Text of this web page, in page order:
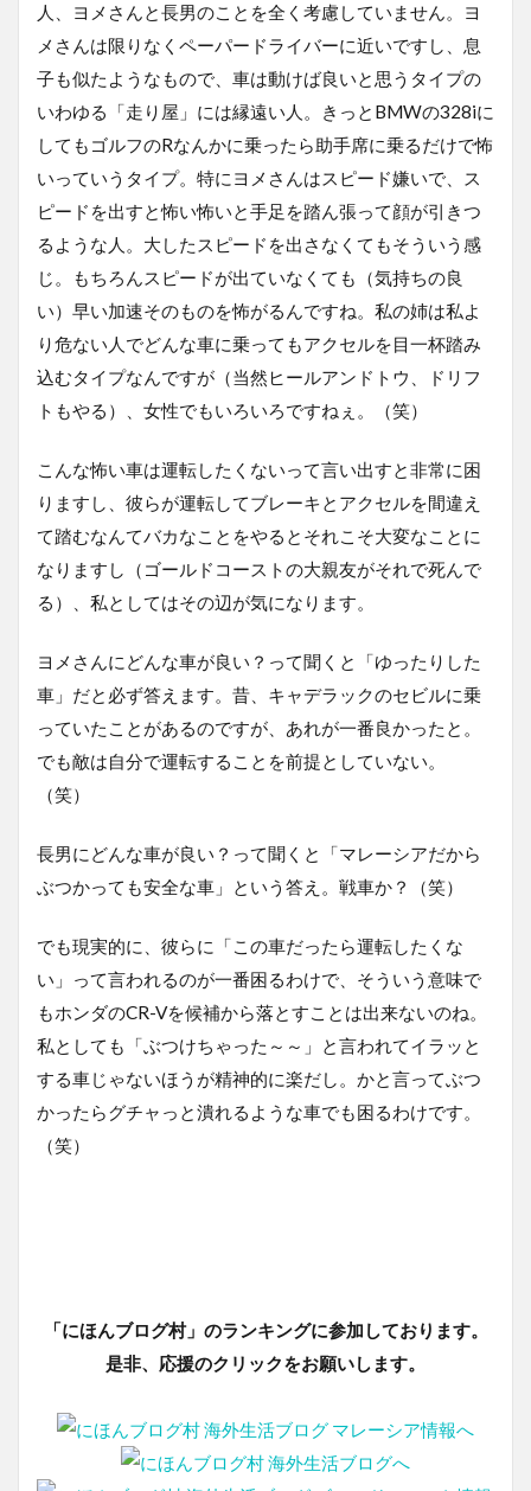
人、ヨメさんと長男のことを全く考慮していません。ヨ
メさんは限りなくペーパードライバーに近いですし、息
子も似たようなもので、車は動けば良いと思うタイプの
いわゆる「走り屋」には縁遠い人。きっとBMWの328iに
してもゴルフのRなんかに乗ったら助手席に乗るだけで怖
いっていうタイプ。特にヨメさんはスピード嫌いで、ス
ピードを出すと怖い怖いと手足を踏ん張って顔が引きつ
るような人。大したスピードを出さなくてもそういう感
じ。もちろんスピードが出ていなくても（気持ちの良
い）早い加速そのものを怖がるんですね。私の姉は私よ
り危ない人でどんな車に乗ってもアクセルを目一杯踏み
込むタイプなんですが（当然ヒールアンドトウ、ドリフ
トもやる）、女性でもいろいろですねぇ。（笑）
こんな怖い車は運転したくないって言い出すと非常に困
りますし、彼らが運転してブレーキとアクセルを間違え
て踏むなんてバカなことをやるとそれこそ大変なことに
なりますし（ゴールドコーストの大親友がそれで死んで
る）、私としてはその辺が気になります。
ヨメさんにどんな車が良い？って聞くと「ゆったりした
車」だと必ず答えます。昔、キャデラックのセビルに乗
っていたことがあるのですが、あれが一番良かったと。
でも敵は自分で運転することを前提としていない。
（笑）
長男にどんな車が良い？って聞くと「マレーシアだから
ぶつかっても安全な車」という答え。戦車か？（笑）
でも現実的に、彼らに「この車だったら運転したくな
い」って言われるのが一番困るわけで、そういう意味で
もホンダのCR-Vを候補から落とすことは出来ないのね。
私としても「ぶつけちゃった～～」と言われてイラッと
する車じゃないほうが精神的に楽だし。かと言ってぶつ
かったらグチャっと潰れるような車でも困るわけです。
（笑）
「にほんブログ村」のランキングに参加しております。
是非、応援のクリックをお願いします。